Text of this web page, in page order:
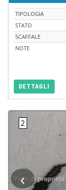
TIPOLOGIA
STATO
SCAFFALE
NOTE
DETTAGLI
‹